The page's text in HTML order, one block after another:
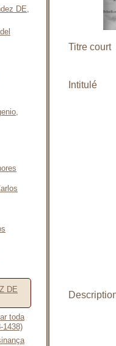
DE,
DE
toda
1438)
Titre court
Intitulé